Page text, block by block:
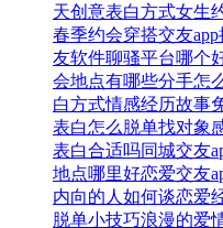
天创意表白方式女生
春季约会穿搭交友
友软件聊骚平台哪个
会地点有哪些分手怎
白方式情感经历故事
表白怎么脱单找对象
表白合适吗同城交友
地点哪里好恋爱交友
内向的人如何谈恋爱
脱单小技巧浪漫的爱